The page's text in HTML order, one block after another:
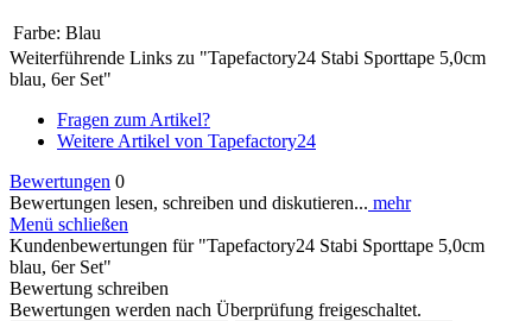
Farbe: Blau
Weiterführende Links zu "Tapefactory24 Stabi Sporttape 5,0cm
blau, 6er Set"
Fragen zum Artikel?
Weitere Artikel von Tapefactory24
Bewertungen 0
Bewertungen lesen, schreiben und diskutieren... mehr
Menü schließen
Kundenbewertungen für "Tapefactory24 Stabi Sporttape 5,0cm
blau, 6er Set"
Bewertung schreiben
Bewertungen werden nach Überprüfung freigeschaltet.